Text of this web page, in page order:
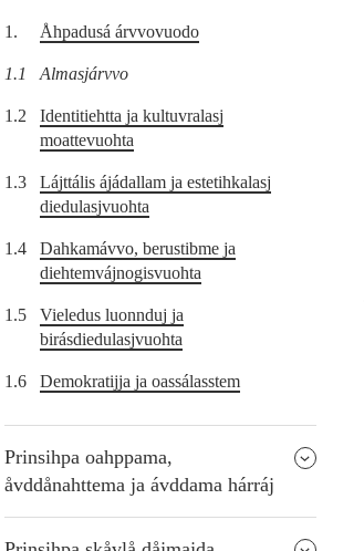
1. Åhpadusá árvvovuodo
1.1 Almasjárvvo
1.2
Identitiehtta ja kultuvralasj
moattevuohta
1.3
Lájttális ájádallam ja estetihkalasj
diedulasjvuohta
1.4
Dahkamávvo, berustibme ja
diehtemvájnogisvuohta
1.5
Vieledus luonnduj ja
birásdiedulasjvuohta
1.6 Demokratijja ja oassálasstem
Prinsihpa oahppama,
åvddånahttema ja ávddama hárráj